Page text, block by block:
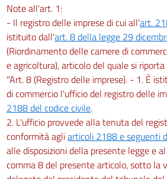
Note all'art. 1:
- Il registro delle imprese di cui all'art.
istituito dall'art. 8 della legge 29
(Riordinamento delle camere di
e agricoltura), articolo del quale si
"Art. 8 (Registro delle imprese). - 1. È
di commercio l'ufficio del registro delle
2188 del codice civile.
2. L'ufficio provvede alla tenuta del
conformità agliarticoli 2188 e seguenti
alle disposizioni della presente legge e
comma 8 del presente articolo, sotto la